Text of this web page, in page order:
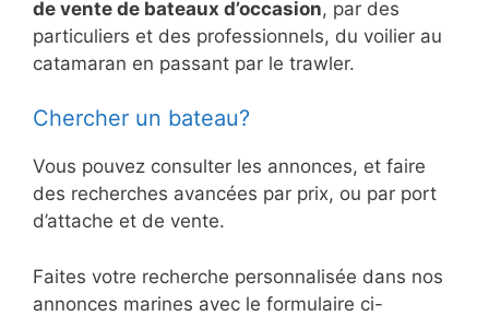
de vente de bateaux d’occasion, par des
particuliers et des professionnels, du voilier au
catamaran en passant par le trawler.
Chercher un bateau?
Vous pouvez consulter les annonces, et faire
des recherches avancées par prix, ou par port
d’attache et de vente.
Faites votre recherche personnalisée dans nos
annonces marines avec le formulaire ci-